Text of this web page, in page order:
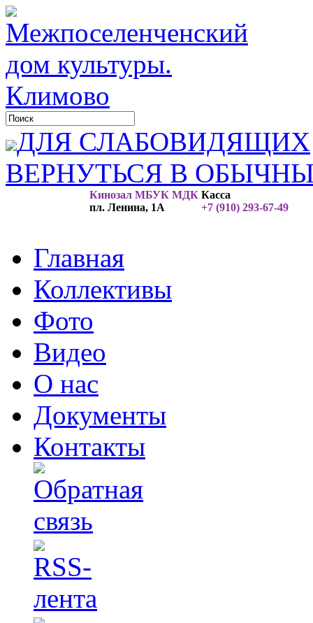
ДЛЯ СЛАБОВИДЯЩИХ
ВЕРНУТЬСЯ В
Кинозал МБУК МДК
пл. Ленина, 1А
Касса
+7 (910) 293-67-49
Главная
Коллективы
Фото
Видео
О нас
Документы
Контакты